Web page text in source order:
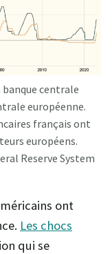
centrale
européenne.
français ont
européens.
Reserve System
ont
Les chocs
qui se